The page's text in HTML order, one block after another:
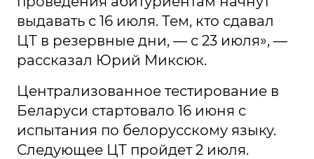
выдавать с 16 июля. Тем, кто сдавал
ЦТ в резервные дни, — с 23 июля», —
рассказал Юрий Миксюк.
Централизованное тестирование в
Беларуси стартовало 16 июня с
испытания по белорусскому языку.
Следующее ЦТ пройдет 2 июля.